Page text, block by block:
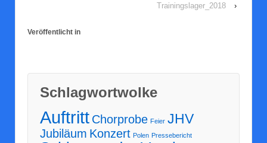
Trainingslager_2018 ›
Veröffentlicht in
Schlag­wort­wol­ke
Auftritt Chorprobe Feier JHV
Jubiläum Konzert Polen Pressebericht